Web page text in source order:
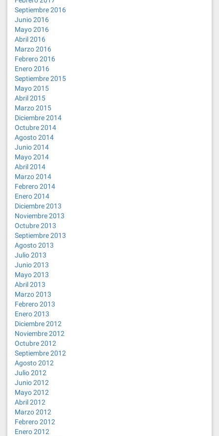
Septiembre 2016
Junio 2016
Mayo 2016
Abril 2016
Marzo 2016
Febrero 2016
Enero 2016
Septiembre 2015
Mayo 2015
Abril 2015
Marzo 2015
Diciembre 2014
Octubre 2014
Agosto 2014
Junio 2014
Mayo 2014
Abril 2014
Marzo 2014
Febrero 2014
Enero 2014
Diciembre 2013
Noviembre 2013
Octubre 2013
Septiembre 2013
Agosto 2013
Julio 2013
Junio 2013
Mayo 2013
Abril 2013
Marzo 2013
Febrero 2013
Enero 2013
Diciembre 2012
Noviembre 2012
Octubre 2012
Septiembre 2012
Agosto 2012
Julio 2012
Junio 2012
Mayo 2012
Abril 2012
Marzo 2012
Febrero 2012
Enero 2012